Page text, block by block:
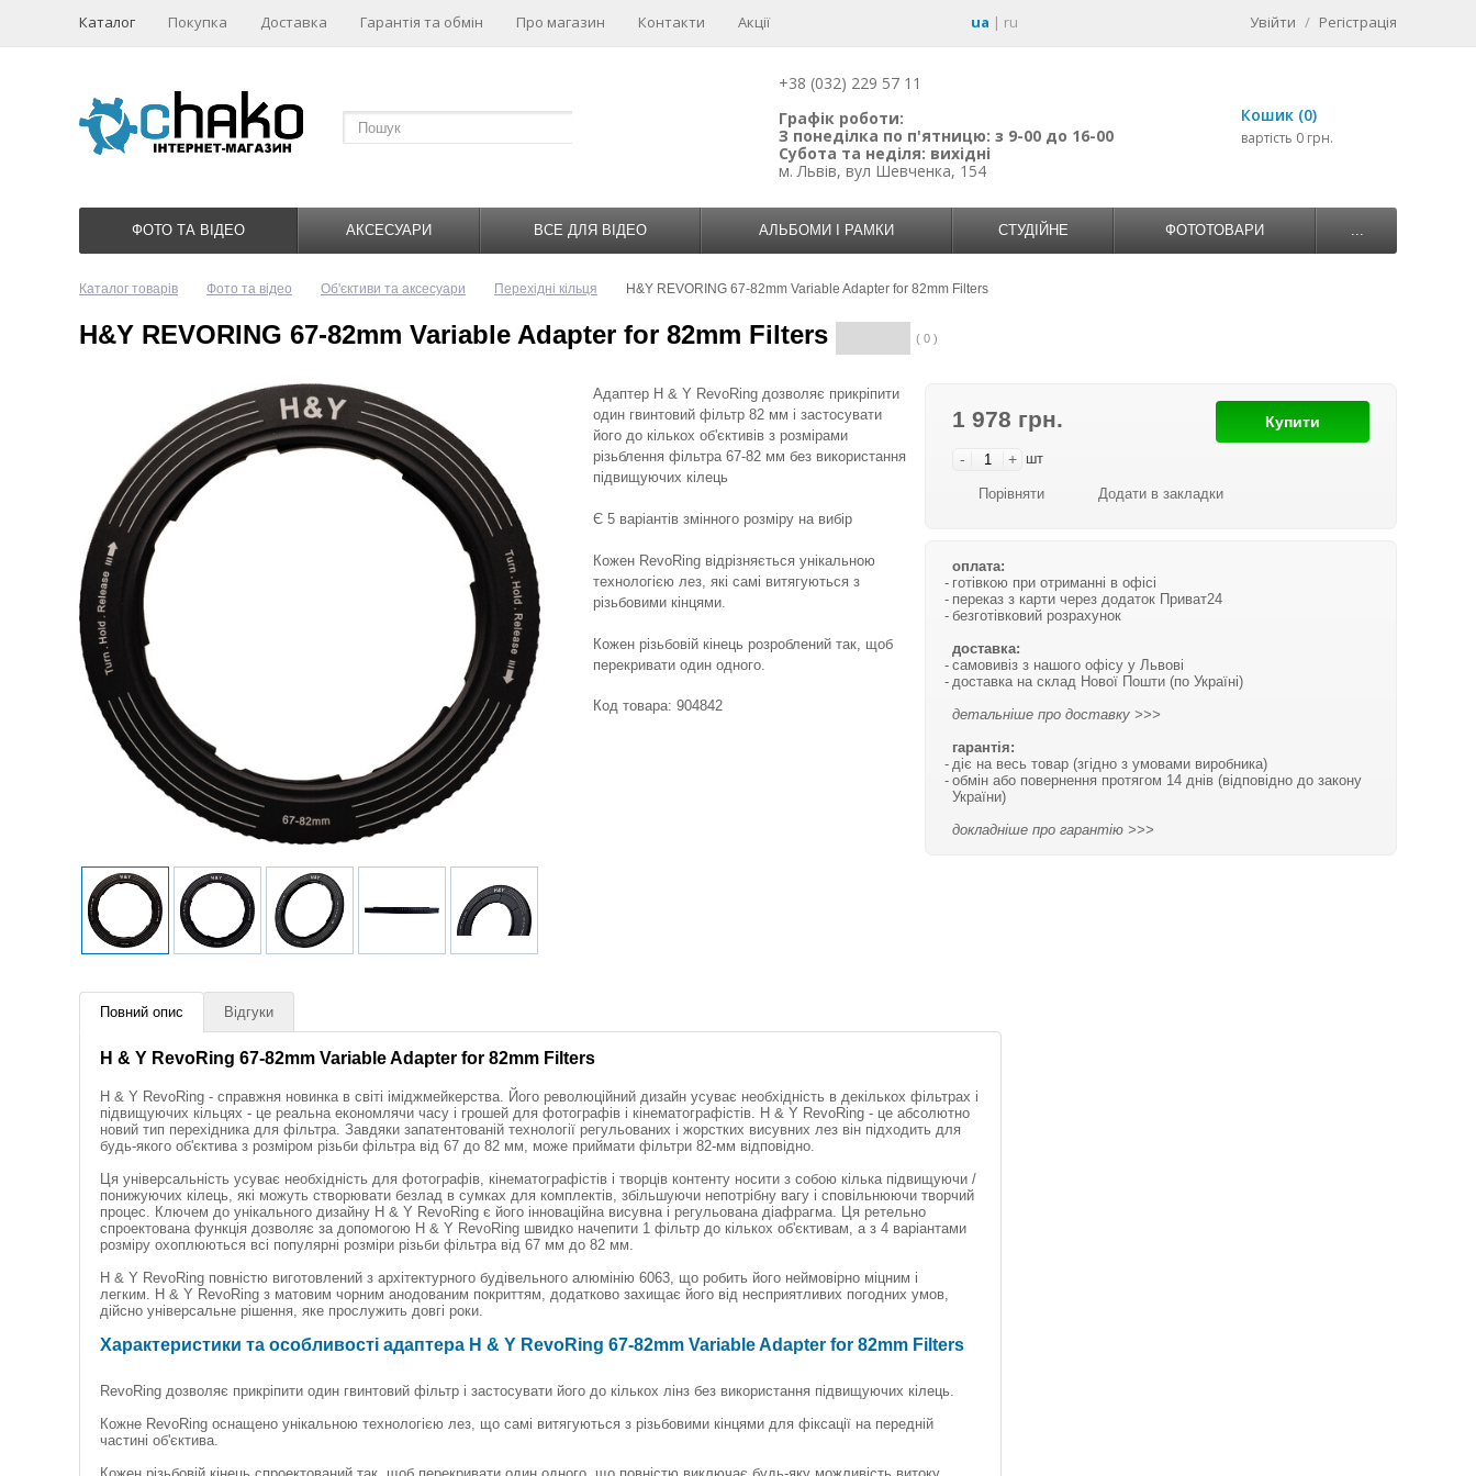
Каталог Покупка Доставка Гарантія та обмін Про магазин Контакти Акції ua | ru Увійти / Регістрація
+38 (032) 229 57 11
Графік роботи:
З понеділка по п'ятницю: з 9-00 до 16-00
Субота та неділя: вихідні
м. Львів, вул Шевченка, 154
Кошик (0)
вартість 0 грн.
ФОТО ТА ВІДЕО АКСЕСУАРИ ВСЕ ДЛЯ ВІДЕО АЛЬБОМИ І РАМКИ СТУДІЙНЕ ФОТОТОВАРИ ...
Каталог товарів Фото та відео Об'єктиви та аксесуари Перехідні кільця H&Y REVORING 67-82mm Variable Adapter for 82mm Filters
H&Y REVORING 67-82mm Variable Adapter for 82mm Filters ( 0 )
1 978 грн.
- + шт
Купити
Порівняти Додати в закладки
оплата:
готівкою при отриманні в офісі
переказ з карти через додаток Приват24
безготівковий розрахунок
доставка:
самовивіз з нашого офісу у Львові
доставка на склад Нової Пошти (по Україні)
детальніше про доставку >>>
гарантія:
діє на весь товар (згідно з умовами виробника)
обмін або повернення протягом 14 днів (відповідно до закону
України)
докладніше про гарантію >>>
Адаптер H & Y RevoRing дозволяє прикріпити
один гвинтовий фільтр 82 мм і застосувати
його до кількох об'єктивів з розмірами
різьблення фільтра 67-82 мм без використання
підвищуючих кілець
Є 5 варіантів змінного розміру на вибір
Кожен RevoRing відрізняється унікальною
технологією лез, які самі витягуються з
різьбовими кінцями.
Кожен різьбовій кінець розроблений так, щоб
перекривати один одного.
Код товара: 904842
Повний опис Відгуки
H & Y RevoRing 67-82mm Variable Adapter for 82mm Filters
H & Y RevoRing - справжня новинка в світі іміджмейкерства. Його революційний дизайн усуває необхідність в декількох фільтрах і
підвищуючих кільцях - це реальна економлячи часу і грошей для фотографів і кінематографістів. H & Y RevoRing - це абсолютно
новий тип перехідника для фільтра. Завдяки запатентованій технології регульованих і жорстких висувних лез він підходить для
будь-якого об'єктива з розміром різьби фільтра від 67 до 82 мм, може приймати фільтри 82-мм відповідно.
Ця універсальність усуває необхідність для фотографів, кінематографістів і творців контенту носити з собою кілька підвищуючи /
понижуючих кілець, які можуть створювати безлад в сумках для комплектів, збільшуючи непотрібну вагу і сповільнюючи творчий
процес. Ключем до унікального дизайну H & Y RevoRing є його інноваційна висувна і регульована діафрагма. Ця ретельно
спроектована функція дозволяє за допомогою H & Y RevoRing швидко начепити 1 фільтр до кількох об'єктивам, а з 4 варіантами
розміру охоплюються всі популярні розміри різьби фільтра від 67 мм до 82 мм.
H & Y RevoRing повністю виготовлений з архітектурного будівельного алюмінію 6063, що робить його неймовірно міцним і
легким. H & Y RevoRing з матовим чорним анодованим покриттям, додатково захищає його від несприятливих погодних умов,
дійсно універсальне рішення, яке прослужить довгі роки.
Характеристики та особливості адаптера H & Y RevoRing 67-82mm Variable Adapter for 82mm Filters
RevoRing дозволяє прикріпити один гвинтовий фільтр і застосувати його до кількох лінз без використання підвищуючих кілець.
Кожне RevoRing оснащено унікальною технологією лез, що самі витягуються з різьбовими кінцями для фіксації на передній
частині об'єктива.